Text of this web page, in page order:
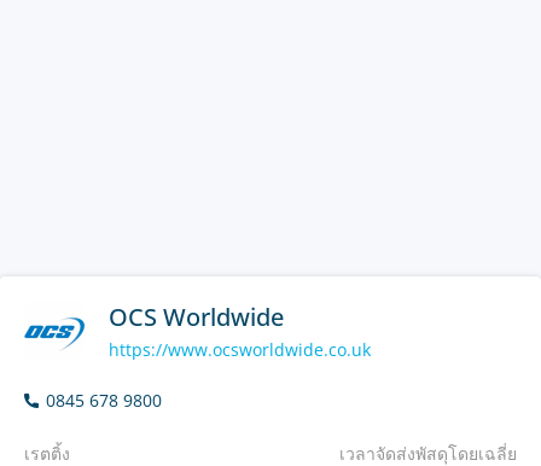
OCS Worldwide
https://www.ocsworldwide.co.uk
0845 678 9800
เรตติ้ง เวลาจัดส่งพัสดุโดยเฉลี่ย